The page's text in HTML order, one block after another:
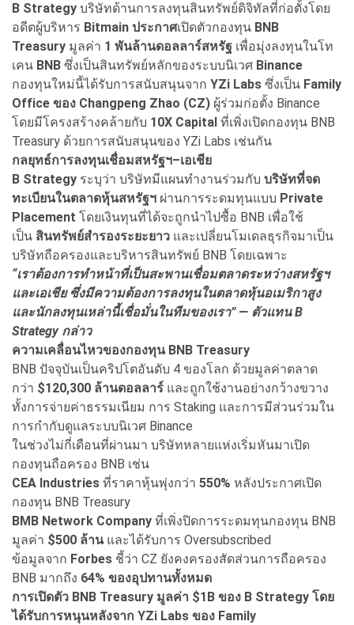
B Strategy บริษัทด้านการลงทุนสินทรัพย์ดิจิทัลที่ก่อตั้งโดย
อดีตผู้บริหาร Bitmain ประกาศเปิดตัวกองทุน BNB
Treasury มูลค่า 1 พันล้านดอลลาร์สหรัฐ เพื่อมุ่งลงทุนในโท
เคน BNB ซึ่งเป็นสินทรัพย์หลักของระบบนิเวศ Binance
กองทุนใหม่นี้ได้รับการสนับสนุนจาก YZi Labs ซึ่งเป็น Family
Office ของ Changpeng Zhao (CZ) ผู้ร่วมก่อตั้ง Binance
โดยมีโครงสร้างคล้ายกับ 10X Capital ที่เพิ่งเปิดกองทุน BNB
Treasury ด้วยการสนับสนุนของ YZi Labs เช่นกัน
กลยุทธ์การลงทุนเชื่อมสหรัฐฯ–เอเชีย
B Strategy ระบุว่า บริษัทมีแผนทำงานร่วมกับ บริษัทที่จด
ทะเบียนในตลาดหุ้นสหรัฐฯ ผ่านการระดมทุนแบบ Private
Placement โดยเงินทุนที่ได้จะถูกนำไปซื้อ BNB เพื่อใช้
เป็น สินทรัพย์สำรองระยะยาว และเปลี่ยนโมเดลธุรกิจมาเป็น
บริษัทถือครองและบริหารสินทรัพย์ BNB โดยเฉพาะ
“เราต้องการทำหน้าที่เป็นสะพานเชื่อมตลาดระหว่างสหรัฐฯ
และเอเชีย ซึ่งมีความต้องการลงทุนในตลาดหุ้นอเมริกาสูง
และนักลงทุนเหล่านี้เชื่อมั่นในทีมของเรา” — ตัวแทน B
Strategy กล่าว
ความเคลื่อนไหวของกองทุน BNB Treasury
BNB ปัจจุบันเป็นคริปโตอันดับ 4 ของโลก ด้วยมูลค่าตลาด
กว่า $120,300 ล้านดอลลาร์ และถูกใช้งานอย่างกว้างขวาง
ทั้งการจ่ายค่าธรรมเนียม การ Staking และการมีส่วนร่วมใน
การกำกับดูแลระบบนิเวศ Binance
ในช่วงไม่กี่เดือนที่ผ่านมา บริษัทหลายแห่งเริ่มหันมาเปิด
กองทุนถือครอง BNB เช่น
CEA Industries ที่ราคาหุ้นพุ่งกว่า 550% หลังประกาศเปิด
กองทุน BNB Treasury
BMB Network Company ที่เพิ่งปิดการระดมทุนกองทุน BNB
มูลค่า $500 ล้านและได้รับการ Oversubscribed
ข้อมูลจาก Forbes ชี้ว่า CZ ยังคงครองสัดส่วนการถือครอง
BNB มากถึง 64% ของอุปทานทั้งหมด
การเปิดตัว BNB Treasury มูลค่า $1B ของ B Strategy โดย
ได้รับการหนุนหลังจาก YZi Labs ของ Family